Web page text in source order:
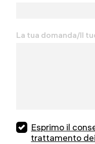
La tua domanda/Il
Esprimo il
trattamento